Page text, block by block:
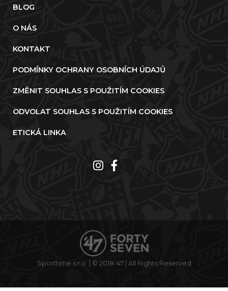
BLOG
O NÁS
KONTAKT
PODMÍNKY OCHRANY OSOBNÍCH ÚDAJŮ
ZMĚNIT SOUHLAS S POUŽITÍM COOKIES
ODVOLAT SOUHLAS S POUŽITÍM COOKIES
ETICKÁ LINKA
Sporttime s.r.o. | © 2018 '47 | All Rights Reserved